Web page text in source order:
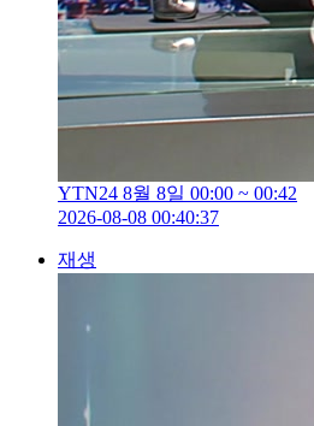
YTN24 8월 8일 00:00 ~ 00:42
2026-08-08 00:40:37
재생